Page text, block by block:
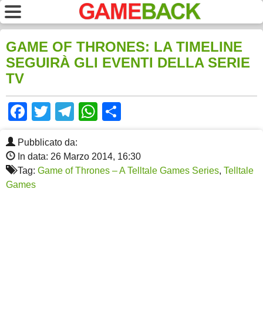
GAME OF THRONES: LA TIMELINE
SEGUIRÀ GLI EVENTI DELLA SERIE
TV
Facebook
TwitterTelegram
WhatsApp
Pubblicato da:
In data: 26 Marzo 2014, 16:30
Tag: Game of Thrones – A Telltale Games Series, Telltale
Games